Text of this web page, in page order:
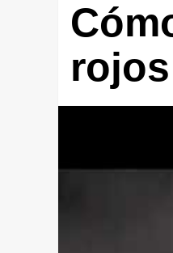
rojos